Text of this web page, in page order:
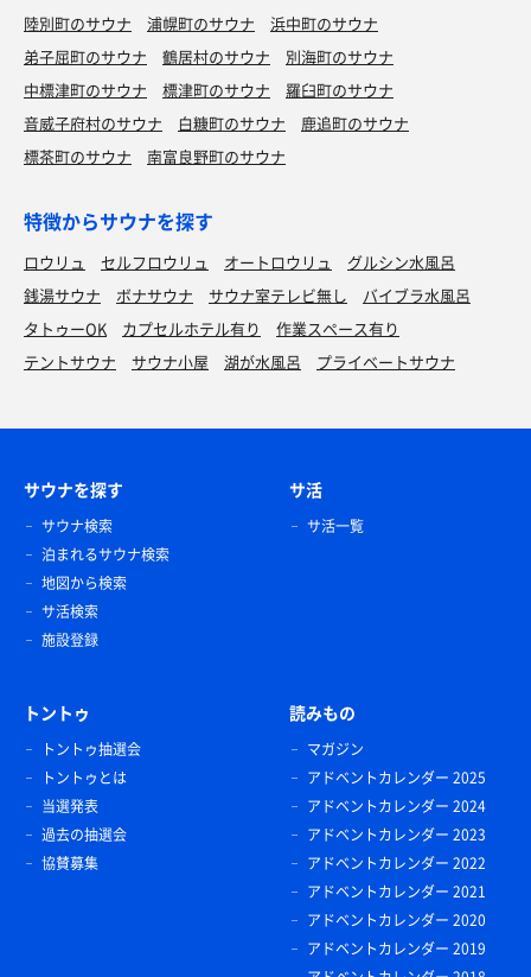
陸別町のサウナ
浦幌町のサウナ
浜中町のサウナ
弟子屈町のサウナ
鶴居村のサウナ
別海町のサウナ
中標津町のサウナ
標津町のサウナ
羅臼町のサウナ
音威子府村のサウナ
白糠町のサウナ
鹿追町のサウナ
標茶町のサウナ
南富良野町のサウナ
特徴からサウナを探す
ロウリュ セルフロウリュ オートロウリュ
グルシン水風呂
銭湯サウナ
ボナサウナ サウナ室テレビ無し
バイブラ水風呂
タトゥーOK
カプセルホテル有り
作業スペース有り
テントサウナ
サウナ小屋 湖が水風呂 プライベートサウナ
サウナを探す
サウナ検索
泊まれるサウナ検索
地図から検索
サ活検索
施設登録
サ活
サ活一覧
トントゥ
トントゥ抽選会
トントゥとは
当選発表
過去の抽選会
協賛募集
読みもの
マガジン
アドベントカレンダー 2025
アドベントカレンダー 2024
アドベントカレンダー 2023
アドベントカレンダー 2022
アドベントカレンダー 2021
アドベントカレンダー 2020
アドベントカレンダー 2019